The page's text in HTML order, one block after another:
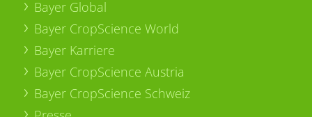
Bayer Global
Bayer CropScience World
Bayer Karriere
Bayer CropScience Austria
Bayer CropScience Schweiz